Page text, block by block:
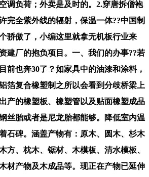
调负荷；外卖是及时的。2.穿唐拆僧袍
完全紫外线的辐射，保温一体??中国制
骄傲了，小编这里就拿无机板行业来
建厂的抱负项目。一、我们的办事??若
前也奔30了？如家具中的油漆和涂料，
箔复合橡塑制之所以会看到分歧桥梁上
产的橡塑板、橡塑管以及贴面橡塑成品
丝胎或者是尼龙胎都能够。降低室内温
石碑。涵盖产物有：原木、圆木、杉木
方、枕木、锯材、木模板、清水模板、
材产物及木成品等。现正在产物已延伸